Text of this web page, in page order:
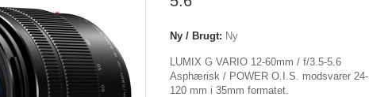
Ny / Brugt: Ny
LUMIX G VARIO 12-60mm / f/3.5-5.6
Asphærisk / POWER O.I.S. modsvarer 24-
120 mm i 35mm formatet.